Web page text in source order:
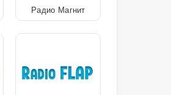
Радио Магнит